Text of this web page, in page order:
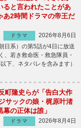
ると言われたことがあ
あ2時間ドラマの帝王だ
ドラマ
2026年8月6日
日系）の第5話が4日に放送
若き救命医・救急隊員・
下、ネタバレを含みます）
町隆史らが「告白大作
サックの娘・梶原叶渚
の正体は誰」
ドラマ
2026年8月4日